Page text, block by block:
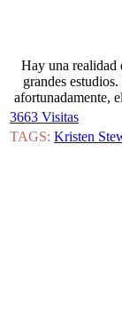
Hay una realidad
grandes
afortunadamente,
3663 Visitas
TAGS: Kristen